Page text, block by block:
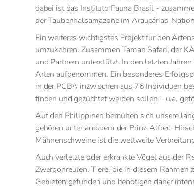
dabei ist das Instituto Fauna Brasil -
der Taubenhalsamazone im Araucárias-
Ein weiteres wichtigstes Projekt für den
umzukehren. Zusammen Taman Safari, der
und Partnern unterstützt. In den letzten
Arten aufgenommen. Ein besonderes
in der PCBA inzwischen aus 76 Individuen
finden und gezüchtet werden sollen – u.a.
Auf den Philippinen bemühen sich unsere
gehören unter anderem der Prinz-Alfred-
Mähnenschweine ist die weltweite
Auch verletzte oder erkrankte Vögel aus der
Zwergohreulen. Tiere, die in diesem
Gebieten gefunden und benötigen daher